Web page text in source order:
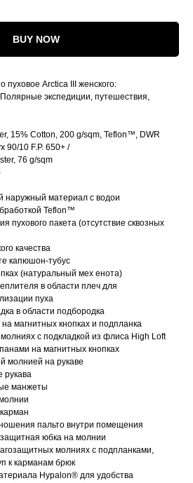
BUY NOW
пуховое Arctica III женского:
экспедиции, путешествия,
15% Cotton, 200 g/sqm, Teflon™, DWR
90/10 F.P. 650+ /
76 g/sqm
наружный материал с водои
Teflon™
пухового пакета (отсутствие сквозных
качества
капюшон-тубус
(натуральный мех енота)
в области плеч для
пуха
в области подбородка
магнитных кнопках и подпланка
с подкладкой из флиса High Loft
на магнитных кнопках
молнией на рукаве
рукава
манжеты
пальто внутри помещения
юбка на молнии
молниях c подпланками,
к карманам брюк
Hypalon® для удобства